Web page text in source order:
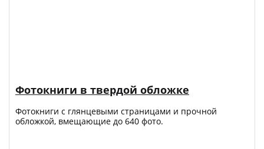
Фотокниги в твердой обложке
Фотокниги с глянцевыми страницами и прочной
обложкой, вмещающие до 640 фото.